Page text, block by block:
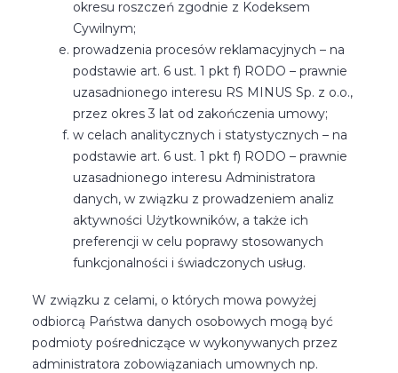
okresu roszczeń zgodnie z Kodeksem
Cywilnym;
prowadzenia procesów reklamacyjnych – na
podstawie art. 6 ust. 1 pkt f) RODO – prawnie
uzasadnionego interesu RS MINUS Sp. z o.o.,
przez okres 3 lat od zakończenia umowy;
w celach analitycznych i statystycznych – na
podstawie art. 6 ust. 1 pkt f) RODO – prawnie
uzasadnionego interesu Administratora
danych, w związku z prowadzeniem analiz
aktywności Użytkowników, a także ich
preferencji w celu poprawy stosowanych
funkcjonalności i świadczonych usług.
W związku z celami, o których mowa powyżej
odbiorcą Państwa danych osobowych mogą być
podmioty pośredniczące w wykonywanych przez
administratora zobowiązaniach umownych np.